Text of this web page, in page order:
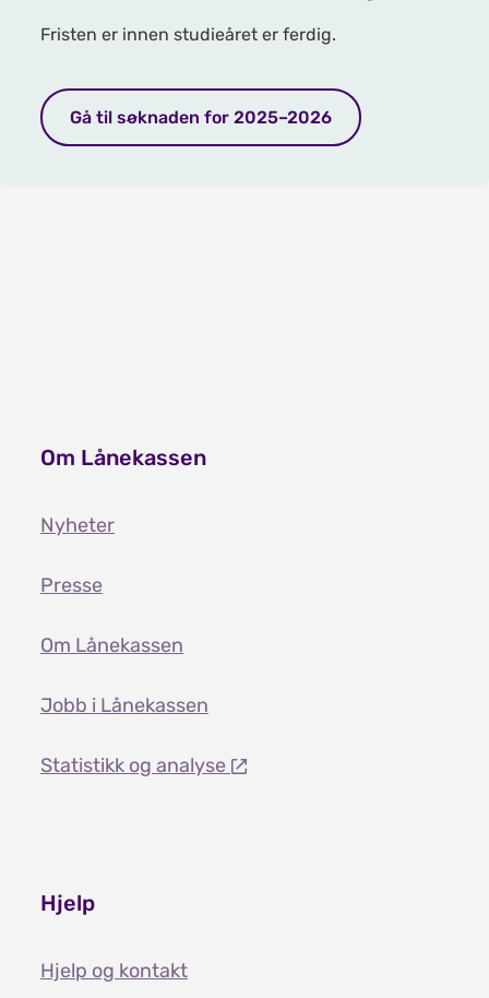
Fristen er innen studieåret er ferdig.
Gå til søknaden for 2025–2026
Om Lånekassen
Nyheter
Presse
Om Lånekassen
Jobb i Lånekassen
Statistikk og analyse
Hjelp
Hjelp og kontakt